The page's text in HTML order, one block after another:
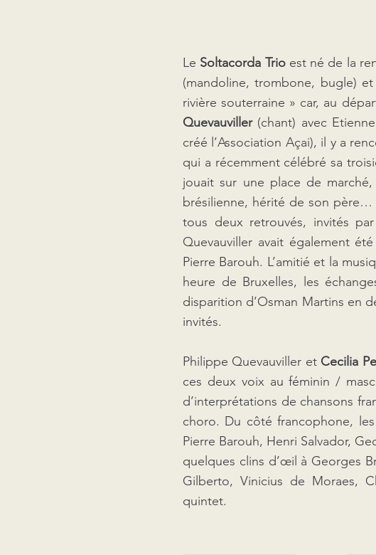
Le Soltacorda Trioest né de la
(mandoline, trombone, bugle) et
rivière souterraine » car, au
Quevauviller(chant) avec
créé l’Association Açai), il y a
qui a récemment célébré sa
jouait sur une place de
brésilienne, hérité de son père…
tous deux retrouvés, invités
Quevauviller avait également
Pierre Barouh. L’amitié et la
heure de Bruxelles, les
disparition d’Osman Martins en
invités.
Philippe Quevauviller et Cecilia
ces deux voix au féminin /
d’interprétations de chansons
choro. Du côté francophone,
Pierre Barouh, Henri Salvador,
quelques clins d’œil à Georges
Gilberto, Vinicius de Moraes,
quintet.